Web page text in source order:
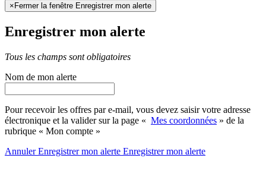
× Fermer la fenêtre Enregistrer mon alerte
Enregistrer mon alerte
Tous les champs sont obligatoires
Nom de mon alerte
Pour recevoir les offres par e-mail, vous devez saisir votre adresse
électronique et la valider sur la page « Mes coordonnées » de la
rubrique « Mon compte »
AnnulerEnregistrer mon alerte Enregistrermon alerte